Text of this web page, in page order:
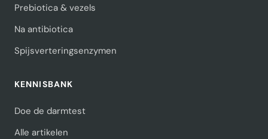
Prebiotica & vezels
Na antibiotica
Spijsverteringsenzymen
KENNISBANK
Doe de darmtest
Alle artikelen